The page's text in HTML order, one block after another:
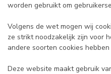
worden gebruikt om
Volgens de wet mogen wij
ze strikt noodzakelijk zijn voor
andere soorten cookies
Deze website maakt gebruik